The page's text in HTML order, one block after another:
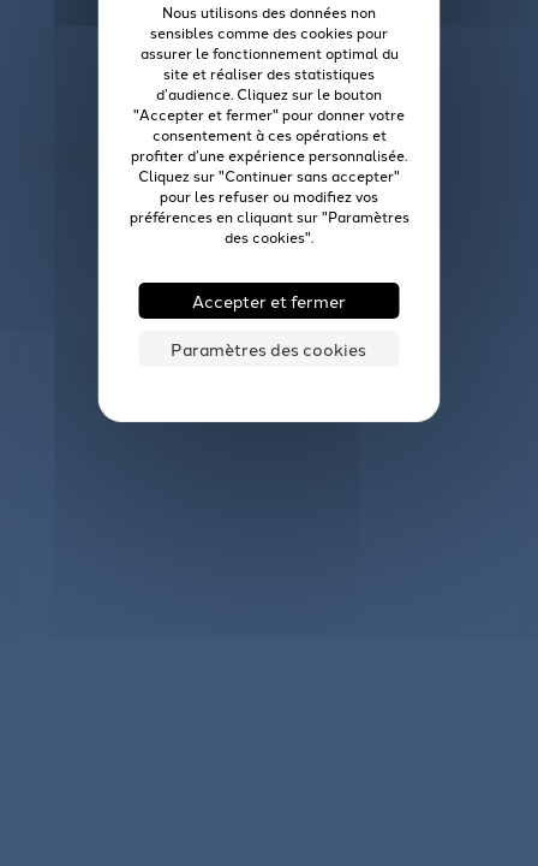
Nous utilisons des données non
sensibles comme des cookies pour
assurer le fonctionnement optimal du
site et réaliser des statistiques
d’audience. Cliquez sur le bouton
"Accepter et fermer" pour donner votre
consentement à ces opérations et
profiter d’une expérience personnalisée.
Cliquez sur "Continuer sans accepter"
pour les refuser ou modifiez vos
préférences en cliquant sur "Paramètres
des cookies".
Accepter et fermer
Paramètres des cookies